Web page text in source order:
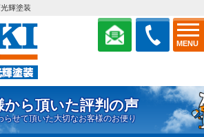
MENU
輝塗装
から頂いた評判の声
らせて頂いた大切なお客様のお便り